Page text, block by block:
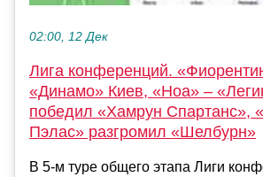
02:00, 12 Дек
Лига конференций.
«Динамо» Киев, «Ноа» –
победил «Хамрун Спартанс»,
Пэлас» разгромил «Шелбурн»
В 5-м туре общего этапа Лиги